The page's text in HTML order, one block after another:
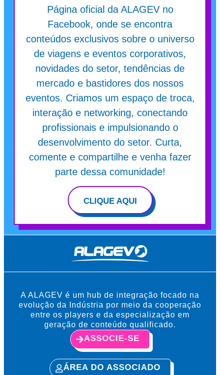
Página oficial da ALAGEV no
Facebook, onde se encontra
conteúdos exclusivos sobre o universo
de viagens e eventos corporativos,
novidades do setor, tendências de
mercado e bastidores dos nossos
eventos. Criamos um espaço de troca,
interação e networking, conectando
profissionais e impulsionando o
desenvolvimento do setor. Curta,
comente e compartilhe e venha fazer
parte dessa comunidade!
CLIQUE AQUI
A ALAGEV é um hub de integração focado na
evolução da Indústria por meio da cooperação
entre os players e da especialização em
geração de conteúdo qualificado.
ASSOCIE-SE
ÁREA DO ASSOCIADO